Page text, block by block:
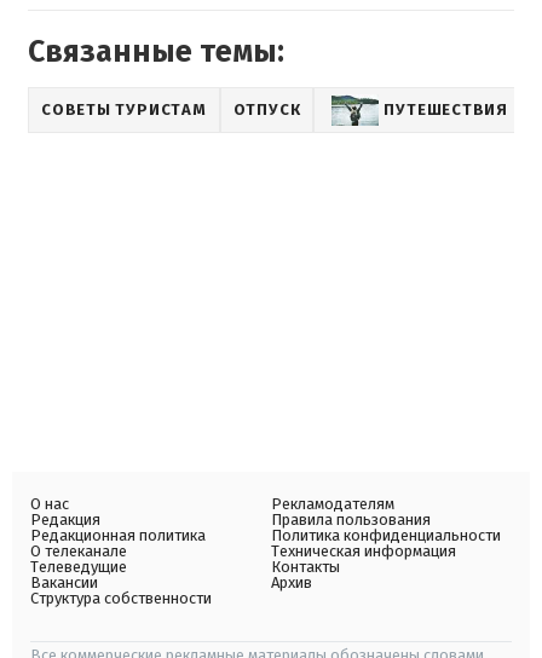
Связанные темы:
СОВЕТЫ ТУРИСТАМ ОТПУСК ПУТЕШЕСТВИЯ
О нас
Редакция
Редакционная политика
О телеканале
Телеведущие
Вакансии
Структура собственности
Рекламодателям
Правила пользования
Политика конфиденциальности
Техническая информация
Контакты
Архив